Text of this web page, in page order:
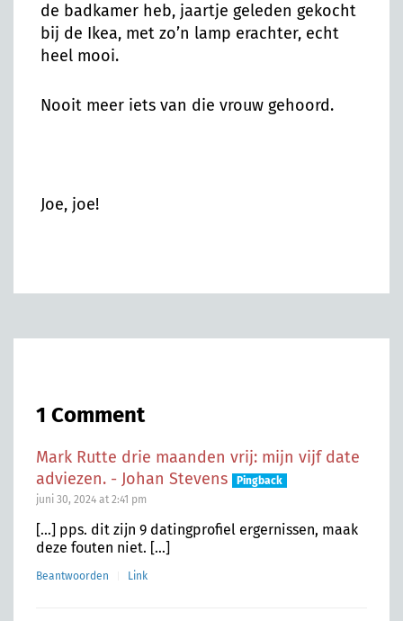
de badkamer heb, jaartje geleden gekocht
bij de Ikea, met zo’n lamp erachter, echt
heel mooi.
Nooit meer iets van die vrouw gehoord.
Joe, joe!
1 Comment
Mark Rutte drie maanden vrij: mijn vijf date
adviezen. - Johan Stevens
Pingback
juni 30, 2024 at 2:41 pm
[…] pps. dit zijn 9 datingprofiel ergernissen, maak
deze fouten niet. […]
Beantwoorden Link